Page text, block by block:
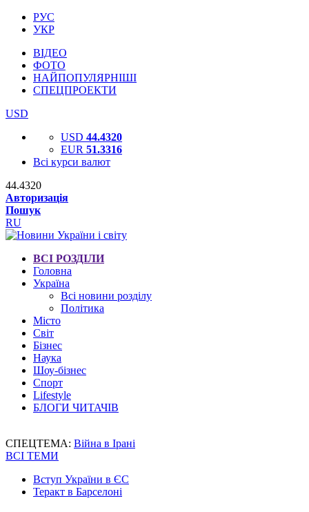
РУС
УКР
ВІДЕО
ФОТО
НАЙПОПУЛЯРНІШІ
СПЕЦПРОЕКТИ
USD
USD 44.4320
EUR 51.3316
Всі курси валют
44.4320
Авторизація
Пошук
RU
ВСІ РОЗДІЛИ
Головна
Україна
Всі новини розділу
Політика
Місто
Світ
Бізнес
Наука
Шоу-бізнес
Спорт
Lifestyle
БЛОГИ ЧИТАЧІВ
СПЕЦТЕМА: Війна в Ірані
ВСІ ТЕМИ
Вступ України в ЄС
Теракт в Барселоні